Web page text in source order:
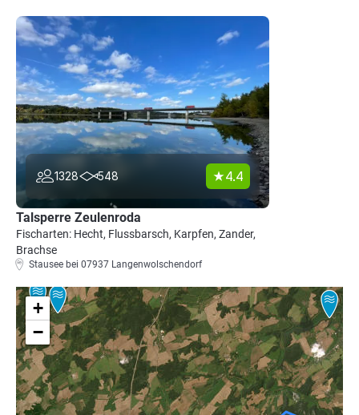
1328 548 4.4
Talsperre Zeulenroda
Fischarten: Hecht, Flussbarsch, Karpfen, Zander,
Brachse
Stausee bei 07937 Langenwolschendorf
+
−